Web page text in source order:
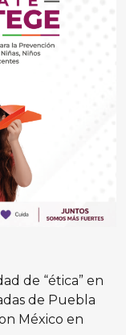
de “ética” en
de Puebla
México en